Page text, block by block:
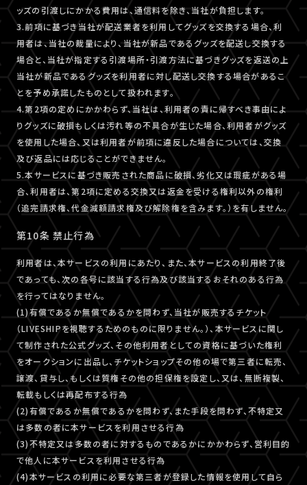
ッズの引渡しにかかる費用は、通信料を除き、当社が負担します。
3.前項に基づき当社が配送業者を利用してグッズを交換する場合、利
用者は、当社の裁量により、当社が新品であるグッズを配送し交換する
場合と、当社が指定する引渡場所・引渡方法に基づきグッズを返送の上
当社が新品であるグッズを利用者に対し配送し交換する場合があるこ
とを予め承諾したものとして扱われます。
4.第2項の定めにかかわらず、当社は、利用者の責に帰すべき事由によ
りグッズに破損もしくは汚れ等の不具合が生じた場合、利用者がグッズ
を使用した場合、又は利用者が前項に違反した場合については、交換
及び返品には応じることができません。
5.本サービスに基づき販売された商品に破損、劣化又は瑕疵がある場
合、利用者は、第2項に定める交換又は返金を受ける権利以外の権利
（追完請求権、代金減額請求権及び解除権を含みます。）を有しません。
第10条 禁止行為
利用者は、本サービスの利用にあたり、また、本サービスの利用終了後
であっても、次の各号に該当する行為及び該当するおそれのある行為
を行ってはなりません。
(1)有償であるか無償であるかを問わず、当社が販売するチケット
（LIVESHIPを視聴するためのものに限りません。）、本サービスに関し
て制作された公式グッズ、その他利用者としての資格に基づいた権利
をオークションに出品し、チケットショップその他の場で第三者に転売、
譲渡、貸与し、もしくは質権その他の担保権を設定し、又は、無断複製、
転載もしくは再配布する行為
(2)有償であるか無償であるかを問わず、また手段を問わず、不特定又
は多数の者に本サービスを利用させる行為
(3)不特定又は多数の者に対するものであるかにかかわらず、営利目的
で他人に本サービスを利用させる行為
(4)本サービスの利用に必要な第三者が登録した情報を使用して自ら